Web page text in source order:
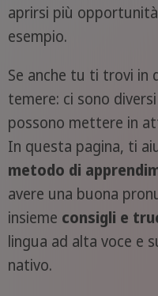
aprirsi più
esempio.
Se anche tu ti trovi in
temere: ci sono
possono mettere in
In questa pagina, ti
metodo di
avere una buona
insieme consigli e
lingua ad alta voce e
nativo.